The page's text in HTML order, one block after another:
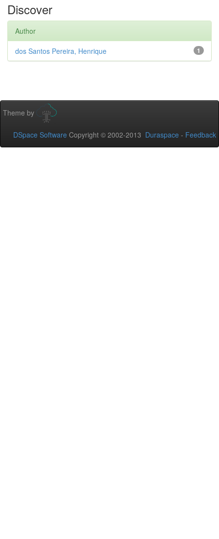
Discover
Author
1
dos Santos Pereira, Henrique
Theme by
DSpace Software Copyright © 2002-2013 Duraspace - Feedback